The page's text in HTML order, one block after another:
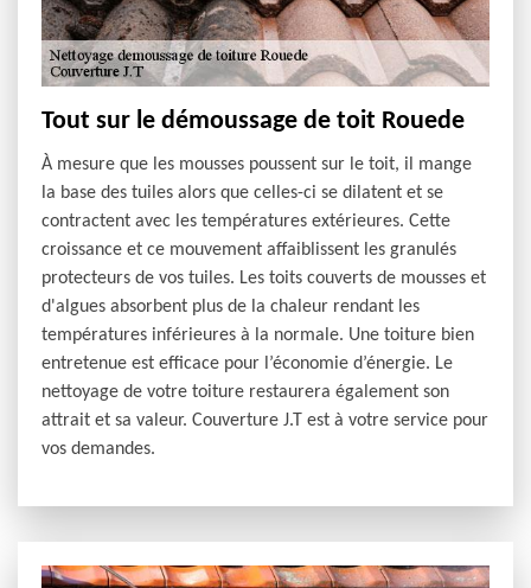
Tout sur le démoussage de toit Rouede
À mesure que les mousses poussent sur le toit, il mange
la base des tuiles alors que celles-ci se dilatent et se
contractent avec les températures extérieures. Cette
croissance et ce mouvement affaiblissent les granulés
protecteurs de vos tuiles. Les toits couverts de mousses et
d'algues absorbent plus de la chaleur rendant les
températures inférieures à la normale. Une toiture bien
entretenue est efficace pour l’économie d’énergie. Le
nettoyage de votre toiture restaurera également son
attrait et sa valeur. Couverture J.T est à votre service pour
vos demandes.